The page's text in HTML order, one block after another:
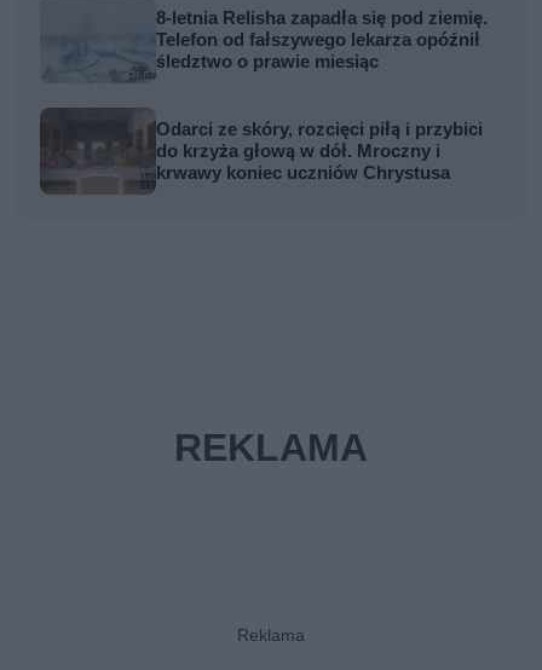
8-letnia Relisha zapadła się pod ziemię.
Telefon od fałszywego lekarza opóźnił
śledztwo o prawie miesiąc
Odarci ze skóry, rozcięci piłą i przybici
do krzyża głową w dół. Mroczny i
krwawy koniec uczniów Chrystusa